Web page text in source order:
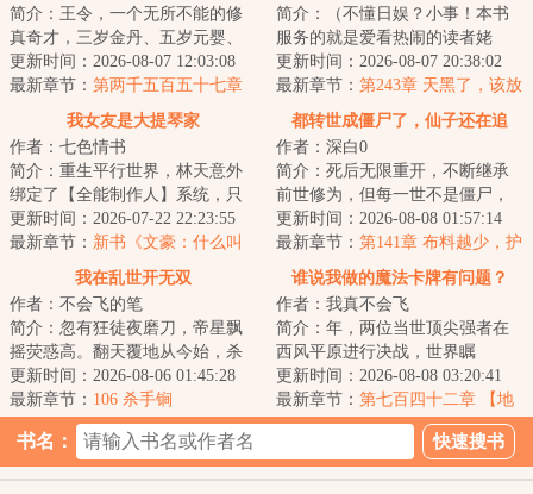
简介：王令，一个无所不能的修
真奇才，三岁金丹、五岁元婴、
七岁化神……作为这个世界上几
乎无所不能的存...
更新时间：2026-08-07 12:03:08
最新章节： 第两千五百五十七章
简介：（不懂日娱？小事！本书
服务的就是爱看热闹的读者姥
爷！）穿越东京，却是平成末
年，泡沫时代的红利...
更新时间：2026-08-07 20:38:02
最新章节： 第243章 天黑了，该放
飞堀越耕平的马了
我女友是大提琴家
作者：七色情书
简介：重生平行世界，林天意外
绑定了【全能制作人】系统，只
要绑定搭档，将其培养成超级“偶
像”，自己就...
更新时间：2026-07-22 22:23:55
最新章节： 新书《文豪：什么叫
别人家的孩子啊》已发~
都转世成僵尸了，仙子还在追
作者：深白0
简介：死后无限重开，不断继承
前世修为，但每一世不是僵尸，
就是行尸、妖尸、活尸、水尸、
艳尸、山村老尸...
更新时间：2026-08-08 01:57:14
最新章节： 第141章 布料越少，护
甲越高啊（4k）
我在乱世开无双
作者：不会飞的笔
简介：忽有狂徒夜磨刀，帝星飘
摇荧惑高。翻天覆地从今始，杀
人何须惜手劳。......武朝末年，诸
侯割据，烽...
更新时间：2026-08-06 01:45:28
最新章节： 106 杀手锏
谁说我做的魔法卡牌有问题？
作者：我真不会飞
简介：年，两位当世顶尖强者在
西风平原进行决战，世界瞩
目。“我使用【光之金字塔】，将
大骨变成光！降临...
更新时间：2026-08-08 03:20:41
最新章节： 第七百四十二章 【地
狱行者.孙悟空】！汰！吃俺老孙
书名：